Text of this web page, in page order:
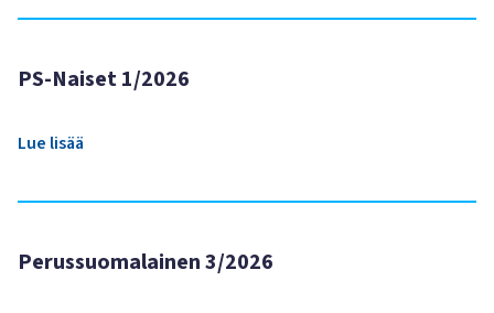
PS-Naiset 1/2026
Lue lisää
Perussuomalainen 3/2026